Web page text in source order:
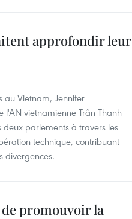
approfondir leur
au Vietnam, Jennifer
vietnamienne Trân Thanh
deux parlements à travers les
technique, contribuant
divergences.
promouvoir la